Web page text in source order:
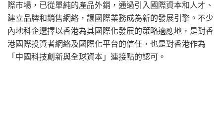
際市場，已從單純的產品外銷，通過引入國際資本和人才、
建立品牌和銷售網絡，讓國際業務成為新的發展引擎。不少
內地科企選擇以香港為其國際化發展的策略適應地，是對香
港國際投資者網絡及國際化平台的信任，也是對香港作為
「中國科技創新與全球資本」連接點的認可。